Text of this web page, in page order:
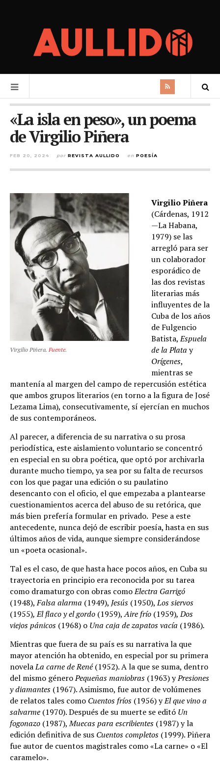
«La isla en peso», un poema
de Virgilio Piñera
FEB 20, 2024 por REVISTA AULLIDO en POESÍA
Virgilio Piñera. Fuente.
Virgilio Piñera
(Cárdenas, 1912
—La Habana,
1979) se las
arregló para ser
un colaborador
esporádico de
las dos revistas
literarias más
influyentes de la
Cuba de los años
de Fulgencio
Batista,Espuela
de la Plata y
Orígenes,
mientras se
mantenía al margen del campo de repercusión estética
que ambos grupos literarios (en torno a la figura de José
Lezama Lima), consecutivamente, sí ejercían en muchos
de sus contemporáneos.
Al parecer, a diferencia de su narrativa o su prosa
periodística, este aislamiento voluntario se concentró
en especial en su obra poética, que optó por archivarla
durante mucho tiempo, ya sea por su falta de recursos
con los que pagar una edición o su paulatino
desencanto con el oficio, el que empezaba a plantearse
cuestionamientos acerca del abuso de su retórica, que
más bien prefería formular en privado. Pese a este
antecedente, nunca dejó de escribir poesía, hasta en sus
últimos años de vida, aunque siempre considerándose
un «poeta ocasional».
Tal es el caso, de que hasta hace pocos años, en Cuba su
trayectoria en principio era reconocida por su tarea
como dramaturgo con obras comoElectra Garrigó
(1948),Falsa alarma (1949), Jesús (1950),Los siervos
(1955),El flaco y el gordo (1959),Aire frío (1959), Dos
viejos pánicos (1968) o Una caja de zapatos vacía (1986).
Mientras que fuera de su país es su narrativa la que
mayor atención ha obtenido, en especial por su primera
novelaLa carne de René(1952). A la que se suma, dentro
del mismo géneroPequeñas maniobras (1963) yPresiones
y diamantes (1967). Asimismo, fue autor de volúmenes
de relatos tales como Cuentos fríos (1956) yEl que vino a
salvarme (1970). Después de su muerte se editó Un
fogonazo (1987),Muecas para escribientes (1987) y la
edición definitiva de sus Cuentos completos (1999). Piñera
fue autor de cuentos magistrales como «La carne» o «El
caramelo».